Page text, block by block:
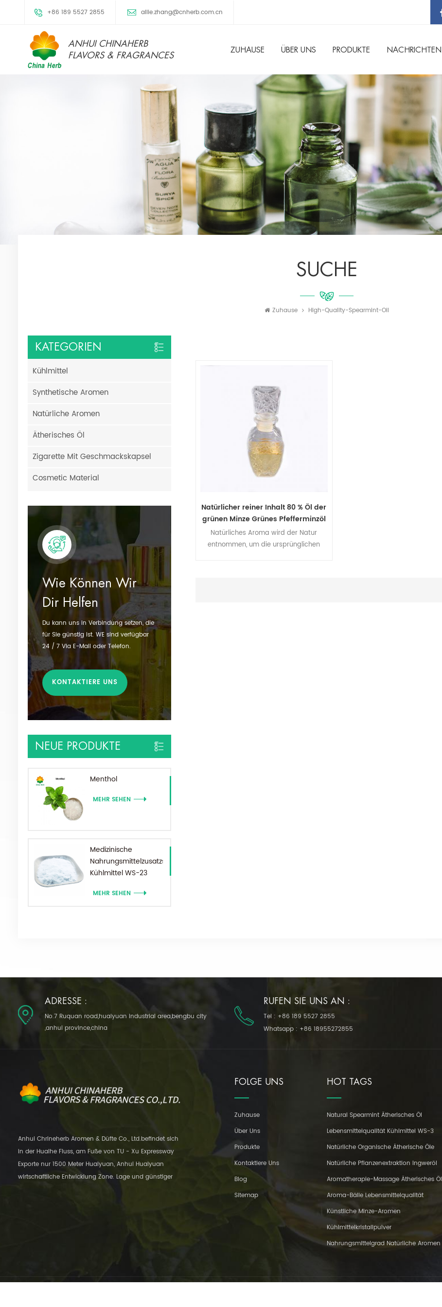
+86 189 5527 2855 allie.zhang@cnherb.com.cn
ANHUI CHINAHERB
FLAVORS & FRAGRANCES
ZUHAUSE ÜBER UNS PRODUKTE NACHRICHTEN
SUCHE
Zuhause High-Quality-Spearmint-Oil
KATEGORIEN
Kühlmittel
Synthetische Aromen
Natürliche Aromen
Ätherisches Öl
Zigarette Mit Geschmackskapsel
Cosmetic Material
Wie Können Wir
Dir Helfen
Du kann uns in Verbindung setzen, die
für Sie günstig ist. WE sind verfügbar
24 / 7 Via E-Mail oder Telefon.
KONTAKTIERE UNS
NEUE PRODUKTE
Menthol
MEHR SEHEN
Medizinische
Nahrungsmittelzusatzstoffe
Kühlmittel WS-23
MEHR SEHEN
Natürlicher reiner Inhalt 80 % Öl der
grünen Minze Grünes Pfefferminzöl
Natürliches Aroma wird der Natur
entnommen, um die ursprünglichen
ADRESSE :
No.7 Ruquan road,huaiyuan industrial area,bengbu city
,anhui province,china
RUFEN SIE UNS AN :
Tel : +86 189 5527 2855
Whatsapp : +86 18955272855
Anhui Chrineherb Aromen & Düfte Co., Ltd.befindet sich
in der Huaihe Fluss, am Fuße von TU - Xu Expressway
Exporte nur 1500 Meter Huaiyuan, Anhui Huaiyuan
wirtschaftliche Entwicklung Zone. Lage und günstiger
FOLGE UNS
Zuhause
Über Uns
Produkte
Kontaktiere Uns
Blog
Sitemap
HOT TAGS
Natural Spearmint Ätherisches Öl
Lebensmittelqualität Kühlmittel WS-3
Natürliche Organische Ätherische Öle
Natürliche Pflanzenextraktion Ingweröl
Aromatherapie-Massage Ätherisches Öl
Aroma-Bälle Lebensmittelqualität
Künstliche Minze-Aromen
Kühlmittelkristallpulver
Nahrungsmittelgrad Natürliche Aromen